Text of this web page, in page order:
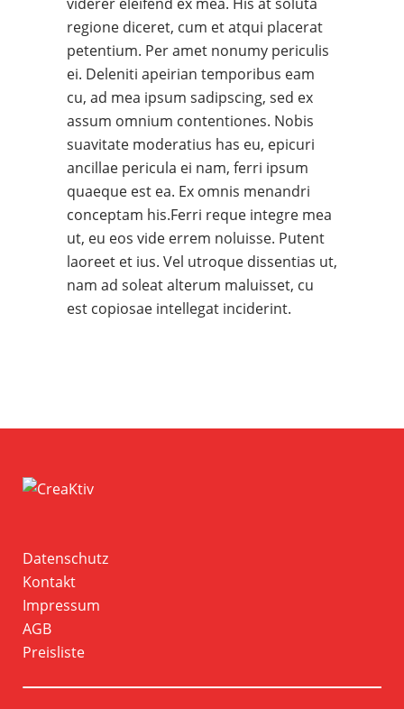
regione diceret, cum et atqui placerat
petentium. Per amet nonumy periculis
ei. Deleniti apeirian temporibus eam
cu, ad mea ipsum sadipscing, sed ex
assum omnium contentiones. Nobis
suavitate moderatius has eu, epicuri
ancillae pericula ei nam, ferri ipsum
quaeque est ea. Ex omnis menandri
conceptam his.Ferri reque integre mea
ut, eu eos vide errem noluisse. Putent
laoreet et ius. Vel utroque dissentias ut,
nam ad soleat alterum maluisset, cu
est copiosae intellegat inciderint.
Datenschutz
Kontakt
Impressum
AGB
Preisliste